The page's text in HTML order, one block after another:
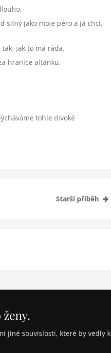
silný jako moje péro a já chci,
jak to má ráda.
hranice altánku.
tohle divoké
Starší příběh
jiné souvislosti, které by vedly k